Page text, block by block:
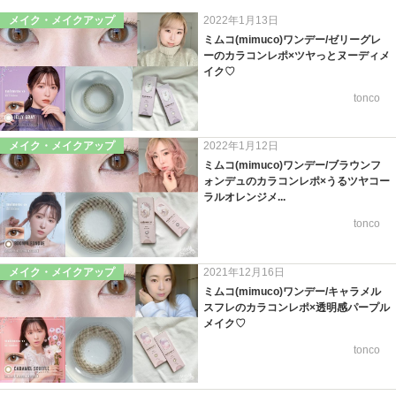
メイク・メイクアップ
2022年1月13日
ミムコ(mimuco)ワンデー/ゼリーグレ
ーのカラコンレポ×ツヤっとヌーディメ
イク♡
tonco
メイク・メイクアップ
2022年1月12日
ミムコ(mimuco)ワンデー/ブラウンフ
ォンデュのカラコンレポ×うるツヤコー
ラルオレンジメ...
tonco
メイク・メイクアップ
2021年12月16日
ミムコ(mimuco)ワンデー/キャラメル
スフレのカラコンレポ×透明感パープル
メイク♡
tonco